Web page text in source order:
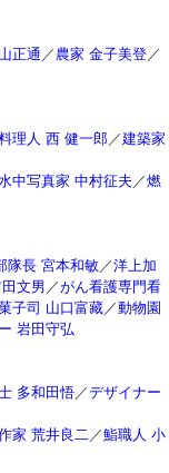
正通 ／ 農家 金子美登 ／
理人 西 健一郎 ／建築家
中写真家 中村征夫 ／燃
隊長 宮本和敏 ／洋上加
文男 ／がん看護専門看
子司 山口富藏／動物園
岩田守弘
多和田悟／デザイナー
家 荒井良二 ／鮨職人 小